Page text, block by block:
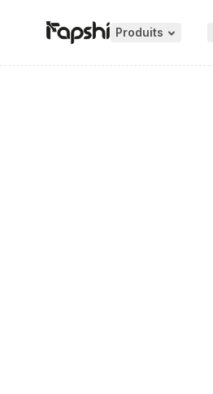
Produits